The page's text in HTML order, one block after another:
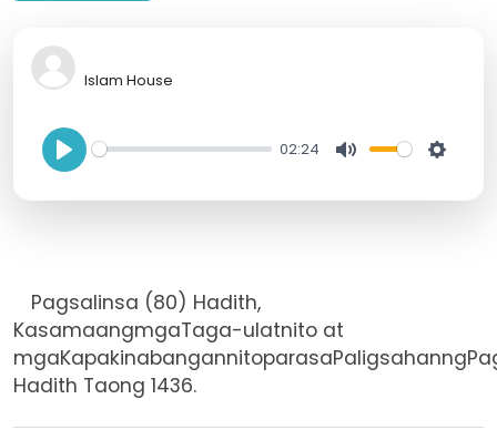
Islam House
P
l
02:24
u
e
Pagsalinsa (80) Hadith,
KasamaangmgaTaga-ulatnito at
Hadith Taong 1436.